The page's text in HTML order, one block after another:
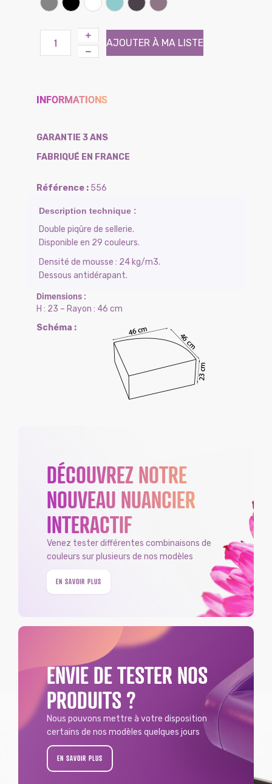
Gris souris
Noir BlancAtoll (Effet tissé)
Brun (Effet tissé)
Violine (Effet tissé)
AJOUTER À MA LISTE
INFORMATIONS
GARANTIE 3 ANS
FABRIQUÉ EN FRANCE
556
Double piqûre de sellerie.
Disponible en 29 couleurs.
Densité de mousse : 24 kg/m3.
Dessous antidérapant.
H : 23 – Rayon : 46 cm
DÉCOUVREZ NOTRE
NOUVEAU NUANCIER
INTERACTIF
Venez tester différentes combinaisons de
couleurs sur plusieurs de nos modèles
EN SAVOIR PLUS
ENVIE DE TESTER NOS
PRODUITS ?
Nous pouvons mettre à votre disposition
certains de nos modèles quelques jours
EN SAVOIR PLUS